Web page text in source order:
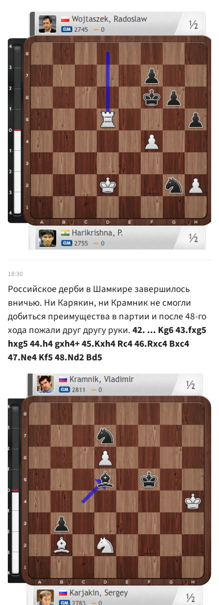
18:30
Российское дерби в Шамкире завершилось
вничью. Ни Карякин, ни Крамник не смогли
добиться преимущества в партии и после 48-го
хода пожали друг другу руки.42. ... Kg6 43.fxg5
hxg5 44.h4 gxh4+ 45.Kxh4 Rc4 46.Rxc4 Bxc4
47.Ne4 Kf5 48.Nd2 Bd5